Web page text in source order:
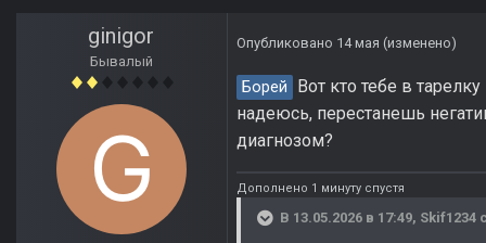
ginigor
Бывалый
Опубликовано 14 мая (изменено)
Борей
Вот кто тебе в
надеюсь, перестанешь
диагнозом?
Дополнено 1 минуту спустя
В 13.05.2026 в 17:49, Skif1234